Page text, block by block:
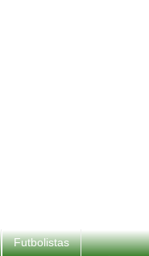
Futbolistas